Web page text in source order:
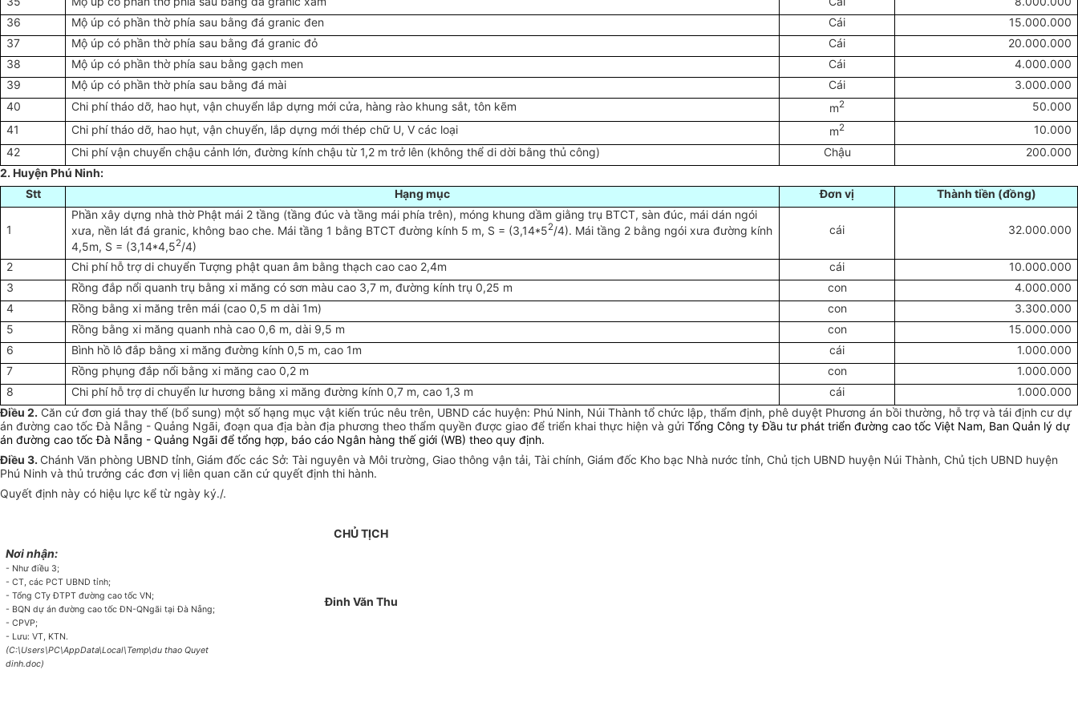
36
Mộ úp có phần thờ phía sau bằng đá granic đen Cái
15.000.000
37
Mộ úp có phần thờ phía sau bằng đá granic đỏ Cái
20.000.000
38
Mộ úp có phần thờ phía sau bằng gạch men Cái
4.000.000
39
Mộ úp có phần thờ phía sau bằng đá mài Cái
3.000.000
40
Chi phí tháo dỡ, hao hụt, vận chuyển lắp dựng mới cửa, hàng rào khung sắt, tôn kẽm m2
50.000
41
Chi phí tháo dỡ, hao hụt, vận chuyển, lắp dựng mới thép chữ U, V các loại m2
10.000
42
Chi phí vận chuyển chậu cảnh lớn, đường kính chậu từ 1,2 m trở lên (không thể di dời bằng thủ công) Chậu
200.000
2. Huyện Phú Ninh:
Stt
Hạng mục Đơn vị Thành tiền (đồng)
1
Phần xây dựng nhà thờ Phật mái 2 tầng (tầng đúc và tầng mái phía trên), móng khung dầm giằng trụ BTCT, sàn đúc, mái dán ngói
xưa, nền lát đá granic, không bao che. Mái tầng 1 bằng BTCT đường kính 5 m, S = (3,14*52/4). Mái tầng 2 bằng ngói xưa đường kính
4,5m, S = (3,14*4,52/4)
cái 32.000.000
2 Chi phí hỗ trợ di chuyển Tượng phật quan âm bằng thạch cao cao 2,4m cái
10.000.000
3
Rồng đắp nổi quanh trụ bằng xi măng có sơn màu cao 3,7 m, đường kính trụ 0,25 m con
4.000.000
4
Rồng bằng xi măng trên mái (cao 0,5 m dài 1m) con
3.300.000
5
Rồng bằng xi măng quanh nhà cao 0,6 m, dài 9,5 m con
15.000.000
6
Bình hồ lô đắp bằng xi măng đường kính 0,5 m, cao 1m cái
1.000.000
7
Rồng phụng đắp nổi bằng xi măng cao 0,2 m con
1.000.000
8
Chi phí hỗ trợ di chuyển lư hương bằng xi măng đường kính 0,7 m, cao 1,3 m cái
1.000.000
Điều 2. Căn cứ đơn giá thay thế (bổ sung) một số hạng mục vật kiến trúc nêu trên, UBND các huyện: Phú Ninh, Núi Thành tổ chức lập, thẩm định, phê duyệt Phương án bồi thường, hỗ trợ và tái định cư dự
án đường cao tốc Đà Nẵng - Quảng Ngãi, đoạn qua địa bàn địa phương theo thẩm quyền được giao để triển khai thực hiện và gửi Tổng Công ty Đầu tư phát triển đường cao tốc Việt Nam, Ban Quản lý dự
án đường cao tốc Đà Nẵng - Quảng Ngãi để tổng hợp, báo cáo Ngân hàng thế giới (WB) theo quy định.
Điều 3. Chánh Văn phòng UBND tỉnh, Giám đốc các Sở: Tài nguyên và Môi trường, Giao thông vận tải, Tài chính, Giám đốc Kho bạc Nhà nước tỉnh, Chủ tịch UBND huyện Núi Thành, Chủ tịch UBND huyện
Phú Ninh và thủ trưởng các đơn vị liên quan căn cứ quyết định thi hành.
Quyết định này có hiệu lực kể từ ngày ký./.
Nơi nhận:
- Như điều 3;
- CT, các PCT UBND tỉnh;
- Tổng CTy ĐTPT đường cao tốc VN;
- BQN dự án đường cao tốc ĐN-QNgãi tại Đà Nẵng;
- CPVP;
- Lưu: VT, KTN.
(C:\Users\PC\AppData\Local\Temp\du thao Quyet
dinh.doc)
CHỦ TỊCH
Đinh Văn Thu